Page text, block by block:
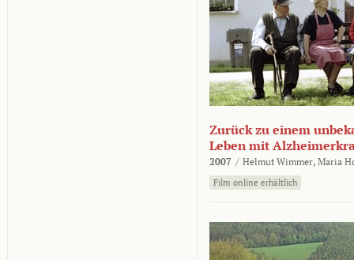
Zurück zu einem
Leben mit
2007 / Helmut Wimmer, Maria
Film online erhältlich